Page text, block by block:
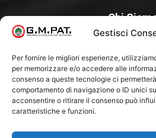
Gestisci
Per fornire le migliori esperienze,
per memorizzare e/o accedere alle
consenso a queste tecnologie ci
comportamento di navigazione o ID unici
acconsentire o ritirare il consenso può
caratteristiche e funzioni.
Chi
l’intento di creare a Padova un
riferimento per l’hobby del
“fondatori” ci sono Franco Callegari
Seguici